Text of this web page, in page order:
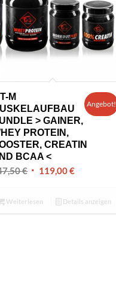
M
> GAINER,
PROTEIN,
CREATIN
BCAA <
€ Ursprünglicher
war:
147,50 €
119,00€Aktueller
ist:
119,00 €.
Angebot!
Weiterlesen Details anzeigen